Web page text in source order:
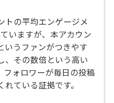
トの平均エンゲージメ
いますが、本アカウン
いうファンがつきやす
、その数倍という高い
フォロワーが毎日の投稿
ている証拠です。